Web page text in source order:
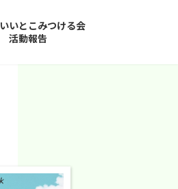
いとこみつける会
活動報告